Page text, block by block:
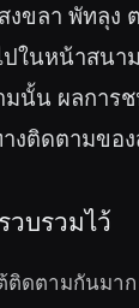
งขลา พัทลุง
ปในหน้าสนา
มนั้น ผลการ
างติดตามขอ
บรวมไว้
ติดตามกันมา